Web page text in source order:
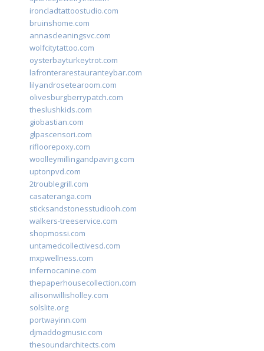
ironcladtattoostudio.com
bruinshome.com
annascleaningsvc.com
wolfcitytattoo.com
oysterbayturkeytrot.com
lafronterarestauranteybar.com
lilyandrosetearoom.com
olivesburgberrypatch.com
theslushkids.com
giobastian.com
glpascensori.com
rifloorepoxy.com
woolleymillingandpaving.com
uptonpvd.com
2troublegrill.com
casateranga.com
sticksandstonesstudiooh.com
walkers-treeservice.com
shopmossi.com
untamedcollectivesd.com
mxpwellness.com
infernocanine.com
thepaperhousecollection.com
allisonwillisholley.com
solslite.org
portwayinn.com
djmaddogmusic.com
thesoundarchitects.com